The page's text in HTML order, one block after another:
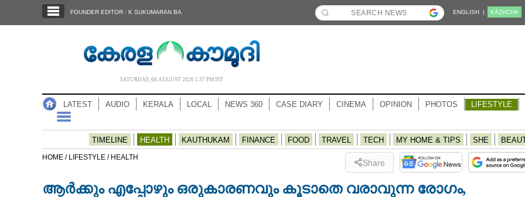
NOTIFIED NEWS
FOUNDER EDITOR : K SUKUMARAN BA ENGLISH | KĀZHCHA
SATURDAY, 08 AUGUST 2026 1.37 PM IST
LATEST AUDIO KERALA LOCAL NEWS 360 CASE DIARY CINEMA OPINION PHOTOS LIFESTYLE
TIMELINE HEALTH KAUTHUKAM FINANCE FOOD TRAVEL TECH MY HOME & TIPS SHE
HOME / LIFESTYLE / HEALTH Share
ആർക്കും എപ്പോഴും ഒരുകാരണവും കൂടാതെ വരാവുന്ന രോഗം,